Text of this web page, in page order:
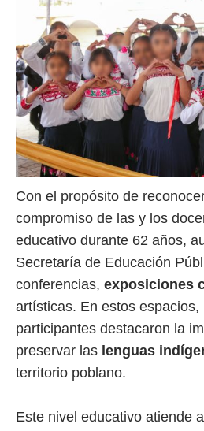
Con el propósito de
compromiso de las y los
educativo durante 62 años,
Secretaría de Educación
conferencias, exposiciones
artísticas. En estos espacios,
participantes destacaron la
preservar las lenguas
territorio poblano.
Este nivel educativo atiende